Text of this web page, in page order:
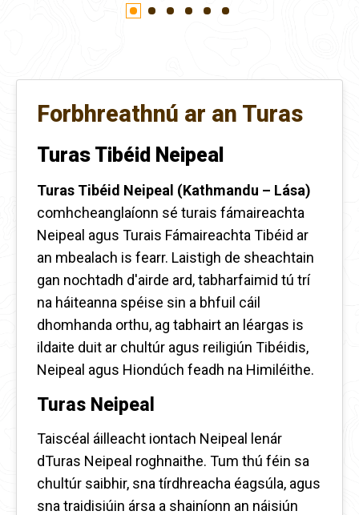
Forbhreathnú ar an Turas
Turas Tibéid Neipeal
Turas Tibéid Neipeal (Kathmandu – Lása)
comhcheanglaíonn sé turais fámaireachta
Neipeal agus Turais Fámaireachta Tibéid ar
an mbealach is fearr. Laistigh de sheachtain
gan nochtadh d'airde ard, tabharfaimid tú trí
na háiteanna spéise sin a bhfuil cáil
dhomhanda orthu, ag tabhairt an léargas is
ildaite duit ar chultúr agus reiligiún Tibéidis,
Neipeal agus Hiondúch feadh na Himiléithe.
Turas Neipeal
Taiscéal áilleacht iontach Neipeal lenár
dTuras Neipeal roghnaithe. Tum thú féin sa
chultúr saibhir, sna tírdhreacha éagsúla, agus
sna traidisiúin ársa a shainíonn an náisiún